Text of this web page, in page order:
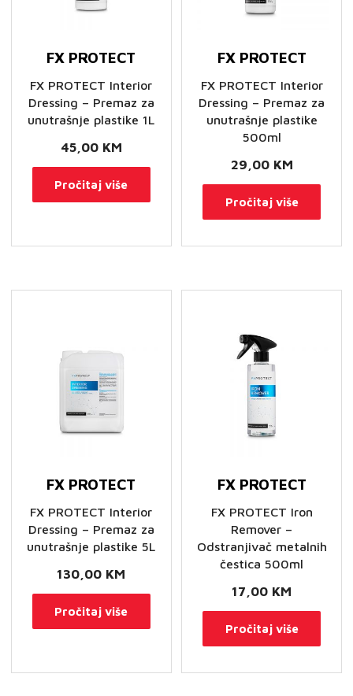
FX PROTECT
FX PROTECT Interior
Dressing – Premaz za
unutrašnje plastike 1L
45,00 KM
Pročitaj više
FX PROTECT
FX PROTECT Interior
Dressing – Premaz za
unutrašnje plastike
500ml
29,00 KM
Pročitaj više
FX PROTECT
FX PROTECT Interior
Dressing – Premaz za
unutrašnje plastike 5L
130,00 KM
Pročitaj više
FX PROTECT
FX PROTECT Iron
Remover –
Odstranjivač metalnih
čestica 500ml
17,00 KM
Pročitaj više